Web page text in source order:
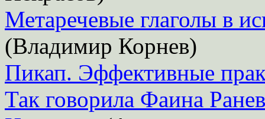
Метаречевые глаголы в
(Владимир Корнев)
Пикап. Эффективные
Так говорила Фаина